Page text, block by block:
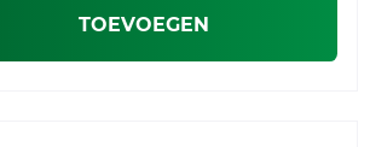
TOEVOEGEN